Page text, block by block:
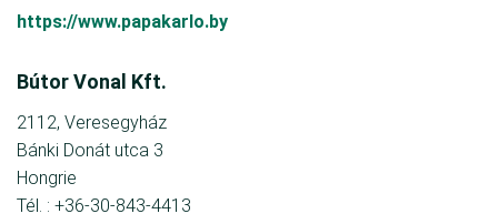
https://www.papakarlo.by
Bútor Vonal Kft.
2112, Veresegyház
Bánki Donát utca 3
Hongrie
Tél. : +36-30-843-4413